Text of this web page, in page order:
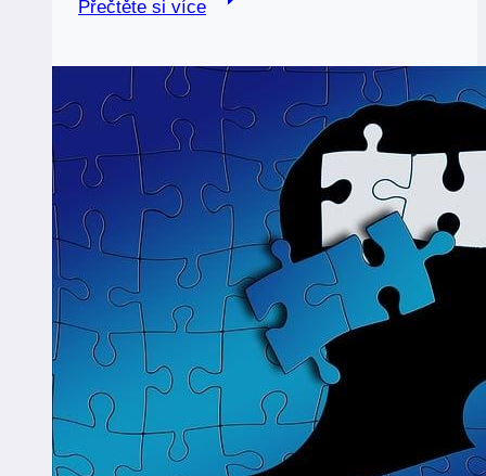
Přečtěte si více
Klíč
vaší
budoucnosti!